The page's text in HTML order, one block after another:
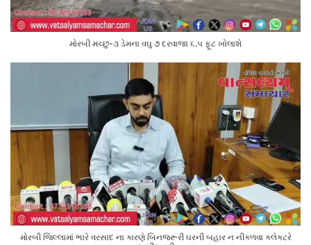
મોરબી મચ્છુ-૩ ડેમના વઘુ ૭ દરવાજા ૬.૫ ફૂટ ખોલાશે
મોરબી જિલ્લામાં ભારે વરસાદ ના કારણે બિનજરૂરી ઘરની બહાર ન નીકળવા કલેક્ટરે